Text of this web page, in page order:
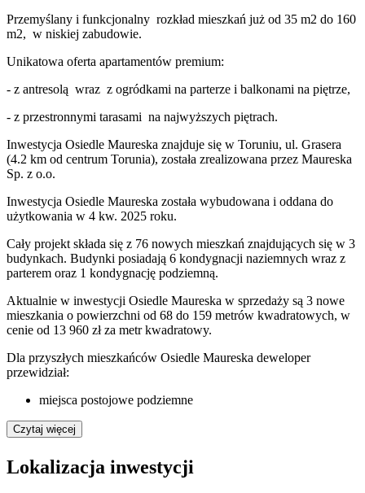
Przemyślany i funkcjonalny rozkład mieszkań już od 35 m2 do 160
m2, w niskiej zabudowie.
Unikatowa oferta apartamentów premium:
- z antresolą wraz z ogródkami na parterze i balkonami na piętrze,
- z przestronnymi tarasami na najwyższych piętrach.
Inwestycja Osiedle Maureska znajduje się w Toruniu, ul. Grasera
(4.2 km od centrum Torunia), została zrealizowana przez Maureska
Sp. z o.o.
Inwestycja Osiedle Maureska została wybudowana i oddana do
użytkowania w 4 kw. 2025 roku.
Cały projekt składa się z 76 nowych mieszkań znajdujących się w 3
budynkach. Budynki posiadają 6 kondygnacji naziemnych wraz z
parterem oraz 1 kondygnację podziemną.
Aktualnie w inwestycji Osiedle Maureska w sprzedaży są 3 nowe
mieszkania o powierzchni od 68 do 159 metrów kwadratowych, w
cenie od 13 960 zł za metr kwadratowy.
Dla przyszłych mieszkańców Osiedle Maureska deweloper
przewidział:
miejsca postojowe podziemne
Czytaj więcej
Lokalizacja inwestycji